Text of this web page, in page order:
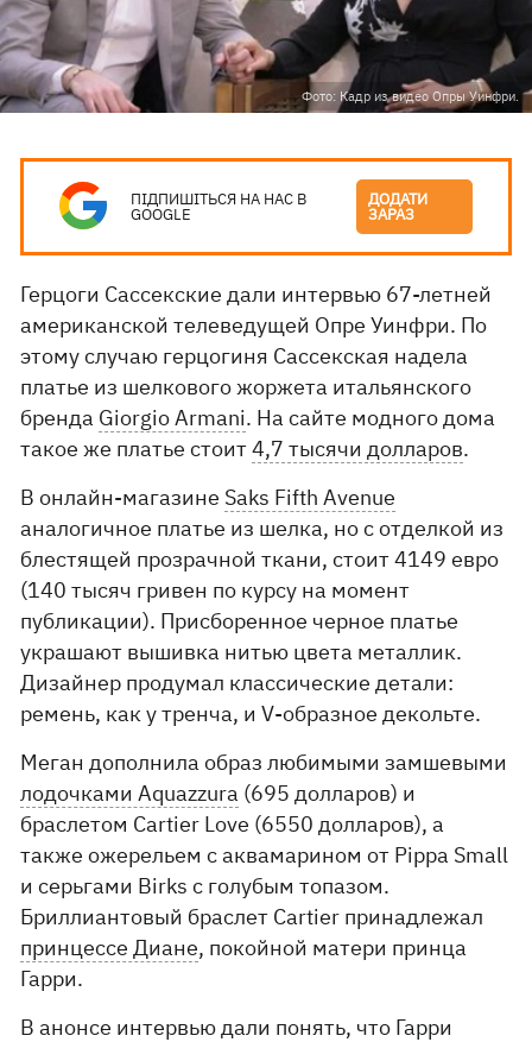
Фото: Кадр из видео Опры Уинфри.
ПІДПИШІТЬСЯ НА НАС В
GOOGLE
ДОДАТИ
ЗАРАЗ
Герцоги Сассекские дали интервью 67-летней
американской телеведущей Опре Уинфри. По
этому случаю герцогиня Сассекская надела
платье из шелкового жоржета итальянского
бренда Giorgio Armani. На сайте модного дома
такое же платье стоит4,7 тысячи долларов.
В онлайн-магазине Saks Fifth Avenue
аналогичное платье из шелка, но с отделкой из
блестящей прозрачной ткани, стоит 4149 евро
(140 тысяч гривен по курсу на момент
публикации). Присборенное черное платье
украшают вышивка нитью цвета металлик.
Дизайнер продумал классические детали:
ремень, как у тренча, и V-образное декольте.
Меган дополнила образ любимыми замшевыми
лодочками Aquazzura (695 долларов) и
браслетом Cartier Love (6550 долларов), а
также ожерельем с аквамарином от Pippa Small
и серьгами Birks с голубым топазом.
Бриллиантовый браслет Cartier принадлежал
принцессе Диане, покойной матери принца
Гарри.
В анонсе интервью дали понять, что Гарри